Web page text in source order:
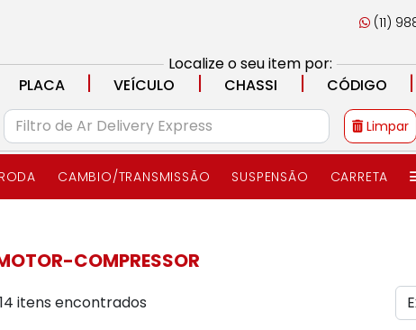
(11)
Localize o seu item por:
PLACA
| VEÍCULO | CHASSI | CÓDIGO |
Limpar
CAMBIO/TRANSMISSÃO SUSPENSÃO CARRETA
COMPRESSOR
itens encontrados